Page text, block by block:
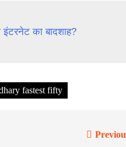
का बादशाह?
fastest fifty